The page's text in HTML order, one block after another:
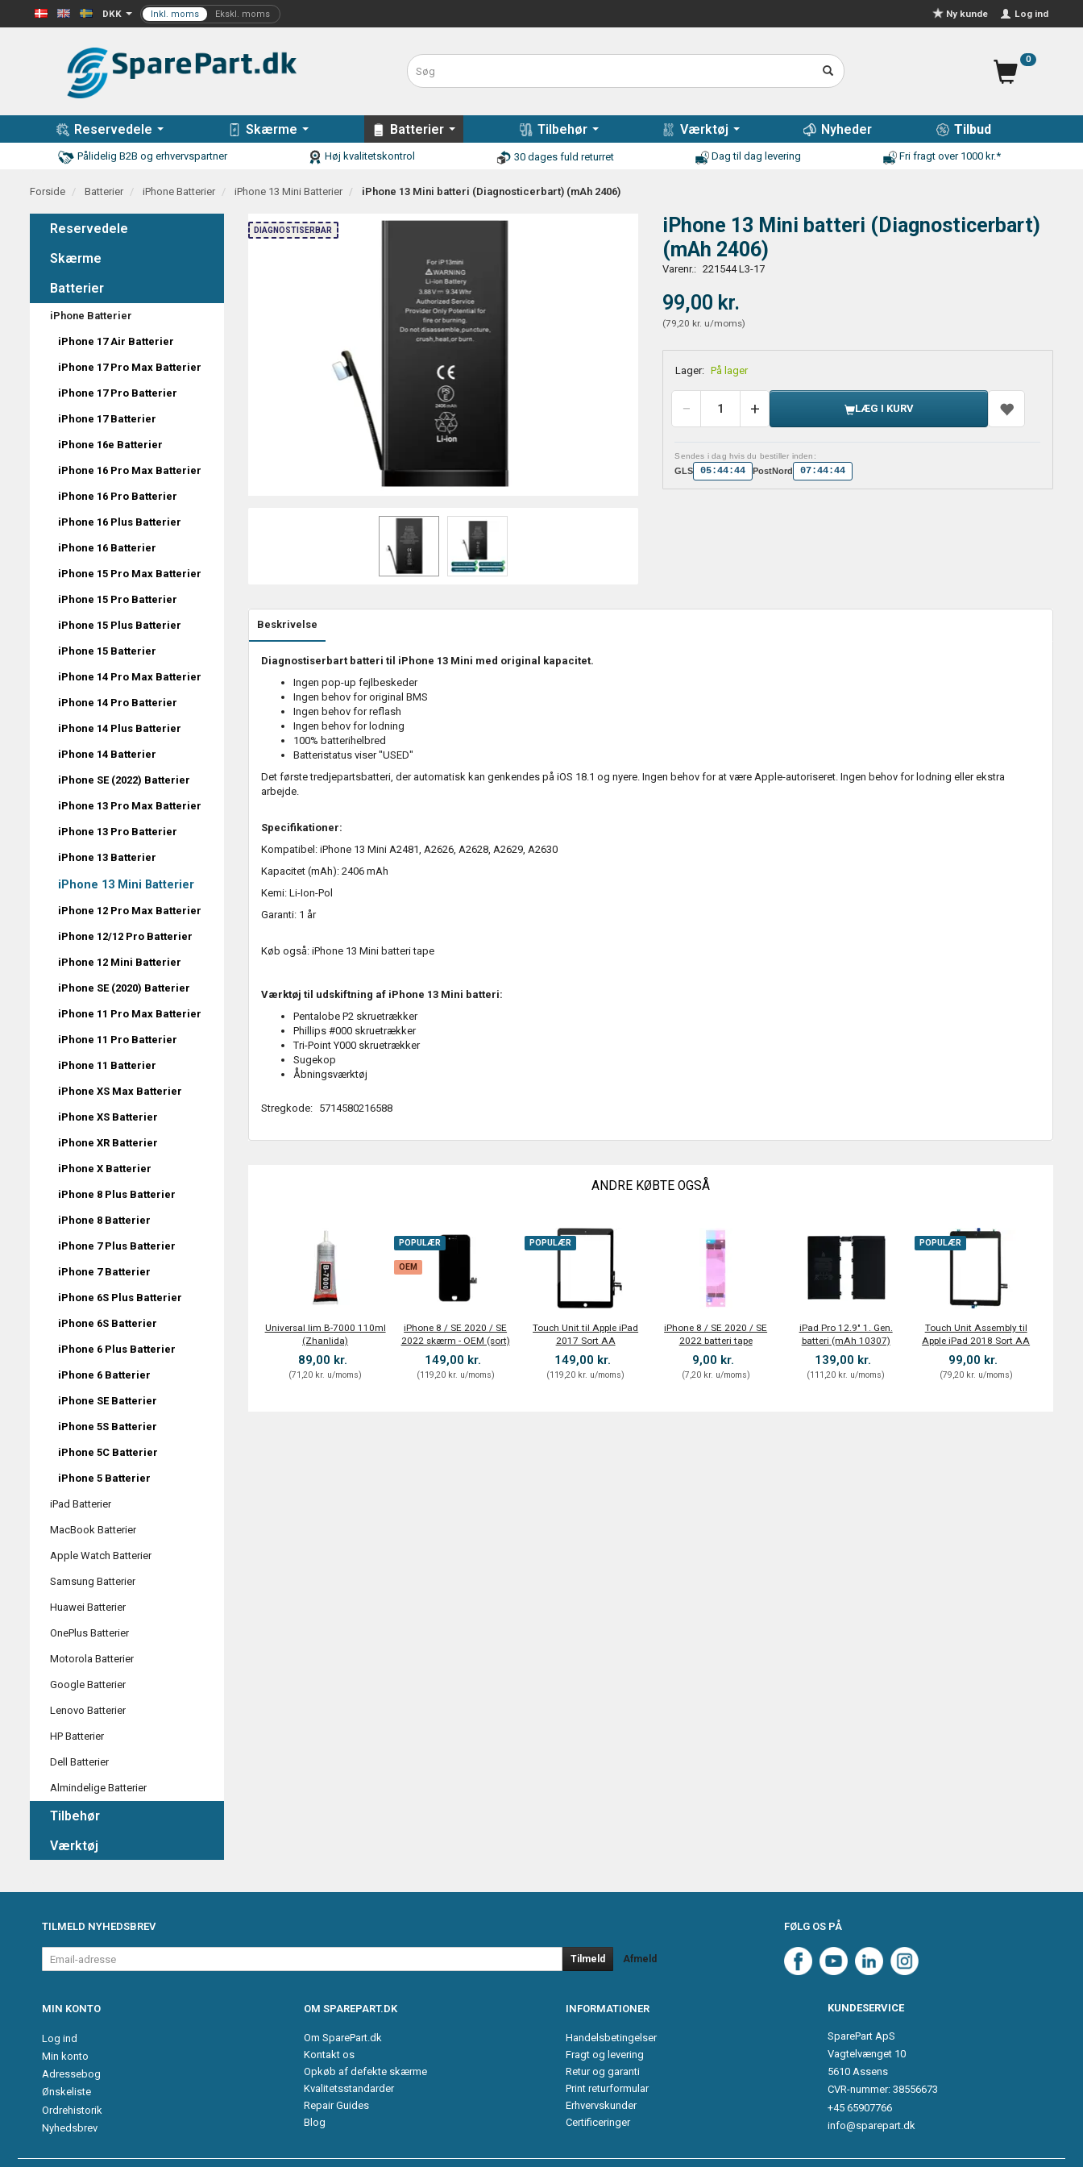
DKK Log ind
Ny kunde
0
Reservedele Skærme Batterier Tilbehør Værktøj Nyheder Tilbud
Pålidelig B2B og erhvervspartner Høj kvalitetskontrol 30 dages fuld returret Dag til dag levering Fri fragt over 1000 kr.*
Forside Batterier iPhone Batterier iPhone 13 Mini Batterier iPhone 13 Mini batteri (Diagnosticerbart) (mAh 2406)
Reservedele
Skærme
Batterier
iPhone Batterier
iPhone 17 Air Batterier
iPhone 17 Pro Max Batterier
iPhone 17 Pro Batterier
iPhone 17 Batterier
iPhone 16e Batterier
iPhone 16 Pro Max Batterier
iPhone 16 Pro Batterier
iPhone 16 Plus Batterier
iPhone 16 Batterier
iPhone 15 Pro Max Batterier
iPhone 15 Pro Batterier
iPhone 15 Plus Batterier
iPhone 15 Batterier
iPhone 14 Pro Max Batterier
iPhone 14 Pro Batterier
iPhone 14 Plus Batterier
iPhone 14 Batterier
iPhone SE (2022) Batterier
iPhone 13 Pro Max Batterier
iPhone 13 Pro Batterier
iPhone 13 Batterier
iPhone 13 Mini Batterier
iPhone 12 Pro Max Batterier
iPhone 12/12 Pro Batterier
iPhone 12 Mini Batterier
iPhone SE (2020) Batterier
iPhone 11 Pro Max Batterier
iPhone 11 Pro Batterier
iPhone 11 Batterier
iPhone XS Max Batterier
iPhone XS Batterier
iPhone XR Batterier
iPhone X Batterier
iPhone 8 Plus Batterier
iPhone 8 Batterier
iPhone 7 Plus Batterier
iPhone 7 Batterier
iPhone 6S Plus Batterier
iPhone 6S Batterier
iPhone 6 Plus Batterier
iPhone 6 Batterier
iPhone SE Batterier
iPhone 5S Batterier
iPhone 5C Batterier
iPhone 5 Batterier
iPad Batterier
MacBook Batterier
Apple Watch Batterier
Samsung Batterier
Huawei Batterier
OnePlus Batterier
Motorola Batterier
Google Batterier
Lenovo Batterier
HP Batterier
Dell Batterier
Almindelige Batterier
Tilbehør
Værktøj
DIAGNOSTISERBAR
iPhone 13 Mini batteri (Diagnosticerbart)
(mAh 2406)
Varenr.: 221544 L3-17
99,00 kr.
(79,20 kr. u/moms)
Lager: På lager
LÆG I KURV
Sendes i dag hvis du bestiller inden:
GLS 05:44:44 PostNord 07:44:44
Beskrivelse
Diagnostiserbart batteri til iPhone 13 Mini med original kapacitet.
Ingen pop-up fejlbeskeder
Ingen behov for original BMS
Ingen behov for reflash
Ingen behov for lodning
100% batterihelbred
Batteristatus viser "USED"
Det første tredjepartsbatteri, der automatisk kan genkendes på iOS 18.1 og nyere. Ingen behov for at være Apple-autoriseret. Ingen behov for lodning eller ekstra
arbejde.
Specifikationer:
Kompatibel: iPhone 13 Mini A2481, A2626, A2628, A2629, A2630
Kapacitet (mAh): 2406 mAh
Kemi: Li-Ion-Pol
Garanti: 1 år
Køb også: iPhone 13 Mini batteri tape
Værktøj til udskiftning af iPhone 13 Mini batteri:
Pentalobe P2 skruetrækker
Phillips #000 skruetrækker
Tri-Point Y000 skruetrækker
Sugekop
Åbningsværktøj
Stregkode: 5714580216588
ANDRE KØBTE OGSÅ
Universal lim B-7000 110ml
(Zhanlida)
89,00 kr.
(71,20 kr. u/moms)
POPULÆR
OEM
iPhone 8 / SE 2020 / SE
2022 skærm - OEM (sort)
149,00 kr.
(119,20 kr. u/moms)
POPULÆR
Touch Unit til Apple iPad
2017 Sort AA
149,00 kr.
(119,20 kr. u/moms)
iPhone 8 / SE 2020 / SE
2022 batteri tape
9,00 kr.
(7,20 kr. u/moms)
iPad Pro 12.9" 1. Gen.
batteri (mAh 10307)
139,00 kr.
(111,20 kr. u/moms)
POPULÆR
Touch Unit Assembly til
Apple iPad 2018 Sort AA
99,00 kr.
(79,20 kr. u/moms)
TILMELD NYHEDSBREV
Email-
adresse
Tilmeld Afmeld
FØLG OS PÅ
MIN KONTO
Log ind
Min konto
Adressebog
Ønskeliste
Ordrehistorik
Nyhedsbrev
OM SPAREPART.DK
Om SparePart.dk
Kontakt os
Opkøb af defekte skærme
Kvalitetsstandarder
Repair Guides
Blog
INFORMATIONER
Handelsbetingelser
Fragt og levering
Retur og garanti
Print returformular
Erhvervskunder
Certificeringer
KUNDESERVICE
SparePart ApS
Vagtelvænget 10
5610 Assens
CVR-nummer: 38556673
+45 65907766
info@sparepart.dk